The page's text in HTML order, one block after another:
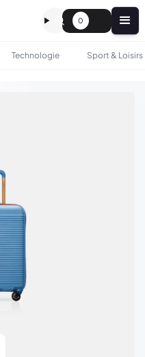
0
Technologie Sport & Loisirs